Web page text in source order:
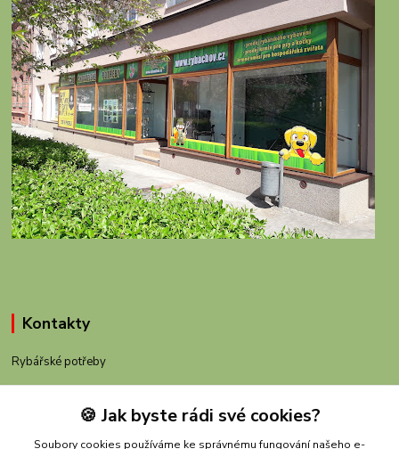
Kontakty
Rybářské potřeby
+420 605 983 110
obchod@rybachov.cz
🍪 Jak byste rádi své cookies?
Soubory cookies používáme ke správnému fungování našeho e-